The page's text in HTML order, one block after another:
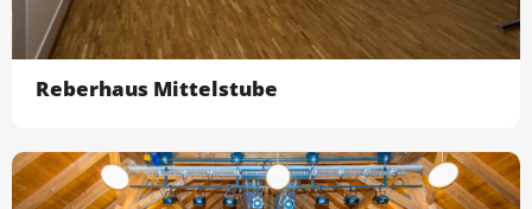
Reberhaus Mittelstube